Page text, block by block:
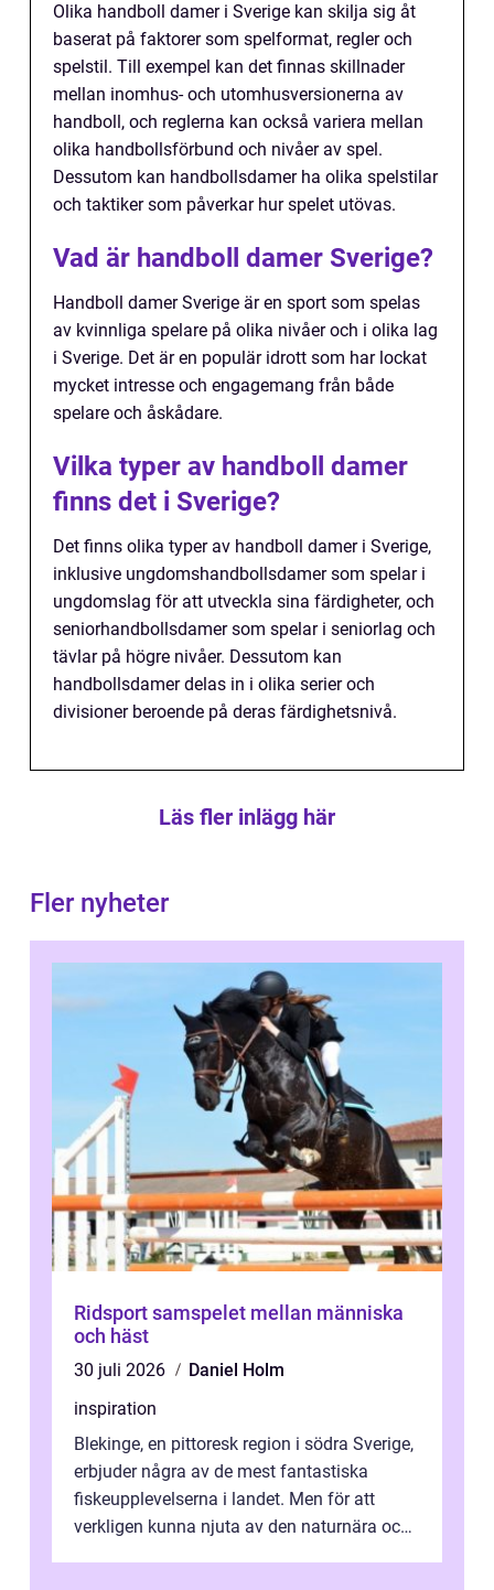
Olika handboll damer i Sverige kan skilja sig åt
baserat på faktorer som spelformat, regler och
spelstil. Till exempel kan det finnas skillnader
mellan inomhus- och utomhusversionerna av
handboll, och reglerna kan också variera mellan
olika handbollsförbund och nivåer av spel.
Dessutom kan handbollsdamer ha olika spelstilar
och taktiker som påverkar hur spelet utövas.
Vad är handboll damer Sverige?
Handboll damer Sverige är en sport som spelas
av kvinnliga spelare på olika nivåer och i olika lag
i Sverige. Det är en populär idrott som har lockat
mycket intresse och engagemang från både
spelare och åskådare.
Vilka typer av handboll damer
finns det i Sverige?
Det finns olika typer av handboll damer i Sverige,
inklusive ungdomshandbollsdamer som spelar i
ungdomslag för att utveckla sina färdigheter, och
seniorhandbollsdamer som spelar i seniorlag och
tävlar på högre nivåer. Dessutom kan
handbollsdamer delas in i olika serier och
divisioner beroende på deras färdighetsnivå.
Läs fler inlägg här
Fler nyheter
Ridsport samspelet mellan människa
och häst
30 juli 2026
Daniel Holm
inspiration
Blekinge, en pittoresk region i södra Sverige,
erbjuder några av de mest fantastiska
fiskeupplevelserna i landet. Men för att
verkligen kunna njuta av den naturnära och